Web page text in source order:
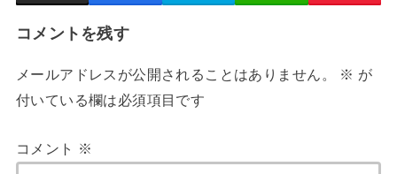
コメントを残す
メールアドレスが公開されることはありません。 ※ が
付いている欄は必須項目です
コメント ※